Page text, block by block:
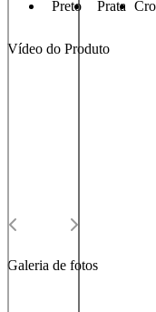
Preto Prata
Vídeo do Produto
Galeria de fotos